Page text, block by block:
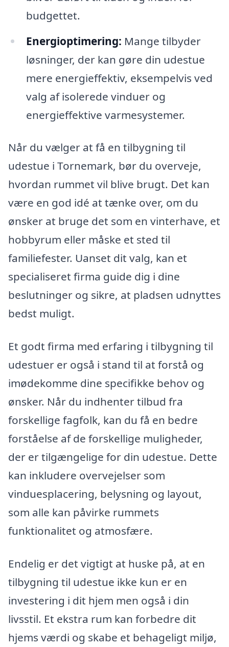
budgettet.
Energioptimering: Mange tilbyder
løsninger, der kan gøre din udestue
mere energieffektiv, eksempelvis ved
valg af isolerede vinduer og
energieffektive varmesystemer.
Når du vælger at få en tilbygning til
udestue i Tornemark, bør du overveje,
hvordan rummet vil blive brugt. Det kan
være en god idé at tænke over, om du
ønsker at bruge det som en vinterhave, et
hobbyrum eller måske et sted til
familiefester. Uanset dit valg, kan et
specialiseret firma guide dig i dine
beslutninger og sikre, at pladsen udnyttes
bedst muligt.
Et godt firma med erfaring i tilbygning til
udestuer er også i stand til at forstå og
imødekomme dine specifikke behov og
ønsker. Når du indhenter tilbud fra
forskellige fagfolk, kan du få en bedre
forståelse af de forskellige muligheder,
der er tilgængelige for din udestue. Dette
kan inkludere overvejelser som
vinduesplacering, belysning og layout,
som alle kan påvirke rummets
funktionalitet og atmosfære.
Endelig er det vigtigt at huske på, at en
tilbygning til udestue ikke kun er en
investering i dit hjem men også i din
livsstil. Et ekstra rum kan forbedre dit
hjems værdi og skabe et behageligt miljø,